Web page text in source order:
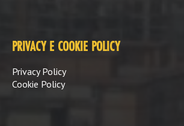
PRIVACY E COOKIE POLICY
Privacy Policy
Cookie Policy